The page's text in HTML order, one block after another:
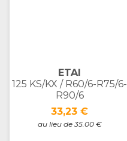
ETAI
125 KS/KX / R60/6-R75/6-
R90/6
Prix
33,23 €
au lieu de 35.00 €